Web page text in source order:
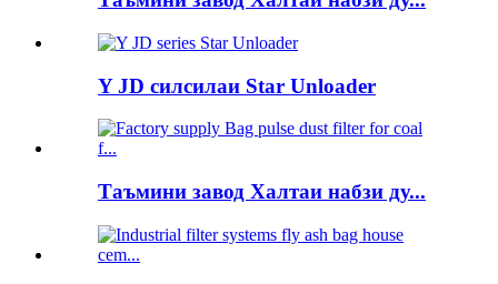
Y JD силсилаи Star Unloader
Таъмини завод Халтаи набзи ду...